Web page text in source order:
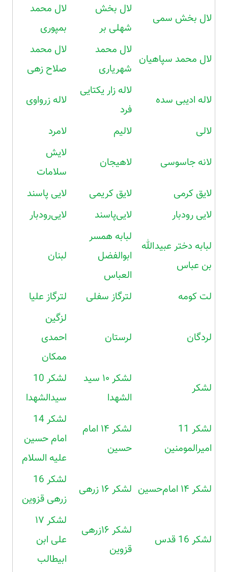
لال بخش سمی
لال بخش
شهلی بر
لال محمد
بمپوری
لال محمد سپاهیان
لال محمد
شهریاری
لال محمد
صلاح زهی
لاله ادیبی سده
لاله زار یکتایی
فرد
لاله زرواوی
لالی لالیم لامرد
لانه جاسوسی لاهیجان
لایش
سلامات
لایق کرمی
لایق کریمی
لایی پاسند
لایی رودبار
لایی‌پاسند لایی‌رودبار
لبابه دختر عبیدالله
بن عباس
لبابه همسر
ابوالفضل
العباس
لبنان
لت کومه لترگاز سفلی لترگاز علیا
لردگان لرستان
لزگین
احمدی
ممکان
لشکر
لشکر ۱۰ سید
الشهدا
لشکر 10
سیدالشهدا
لشکر 11
امیرالمومنین
لشکر ۱۴ امام
حسین
لشکر 14
امام حسین
علیه السلام
لشکر ۱۴ امام‌حسین لشکر ۱۶ زرهی
لشکر 16
زرهی قزوین
لشکر 16 قدس
لشکر ۱۶زرهی
قزوین
لشکر ۱۷
علی ابن
ابیطالب